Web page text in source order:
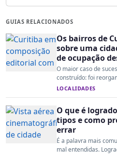
GUIAS RELACIONADOS
Os bairros de
sobre uma
de ocupação
O maior caso de
construído: foi
LOCALIDADES
O que é
tipos e como
errar
É a palavra mais
mal entendidas.